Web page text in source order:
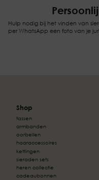
Hulp nodig bij het vinden van
per WhatsApp een foto van je
Shop
tassen
armbanden
oorbellen
haaraccessoires
kettingen
sieraden sets
heren collectie
cadeaubonnen